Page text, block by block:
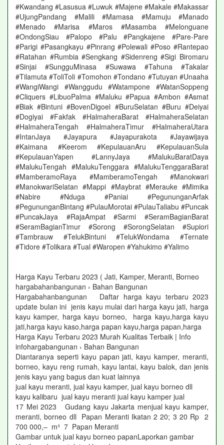
#Kwandang #Lasusua #Luwuk #Majene #Makale #Makassar
#UjungPandang #Malili #Mamasa #Mamuju #Manado
#Menado #Marisa #Maros #Masamba #Melonguane
#OndongSiau #Palopo #Palu #Pangkajene #Pare-Pare
#Parigi #Pasangkayu #Pinrang #Polewali #Poso #Rantepao
#Ratahan #Rumbia #Sengkang #Sidenreng #Sigi Biromaru
#Sinjai #SungguMinasa #Suwawa #Tahuna #Takalar
#Tilamuta #ToliToli #Tomohon #Tondano #Tutuyan #Unaaha
#WangiWangi #Wanggudu #Watampone #WatanSoppeng
#Cliquers #LibuoPalma #Maluku #Papua #Ambon #Asmat
#Biak #Bintuni #BovenDigoel #BuruSelatan #Buru #Deiyai
#Dogiyai #Fakfak #HalmaheraBarat #HalmaheraSelatan
#HalmaheraTengah #HalmaheraTimur #HalmaheraUtara
#IntanJaya #Jayapura #Jayapurakota #Jayawijaya
#Kaimana #Keerom #KepulauanAru #KepulauanSula
#KepulauanYapen #LannyJaya #MalukuBaratDaya
#MalukuTengah #MalukuTenggara #MalukuTenggaraBarat
#MamberamoRaya #MamberamoTengah #Manokwari
#ManokwariSelatan #Mappi #Maybrat #Merauke #Mimika
#Nabire #Nduga #Paniai #PegununganArfak
#PegununganBintang #PulauMorotai #PulauTaliabu #Puncak
#PuncakJaya #RajaAmpat #Sarmi #SeramBagianBarat
#SeramBagianTimur #Sorong #SorongSelatan #Supiori
#Tambrauw #TelukBintuni #TelukWondama #Ternate
#Tidore #Tolikara #Tual #Waropen #Yahukimo #Yalimo
Harga Kayu Terbaru 2023 ( Jati, Kamper, Meranti, Borneo
hargabahanbangunan › Bahan Bangunan
Hargabahanbangunan Daftar harga kayu terbaru 2023
update bulan ini jenis kayu mulai dari harga kayu jati, harga
kayu kamper, harga kayu borneo, harga kayu,harga kayu
jati,harga kayu kaso,harga papan kayu,harga papan,harga
Harga Kayu Terbaru 2023 Murah Kualitas Terbaik | Info
infohargabangunan › Bahan Bangunan
Diantaranya seperti kayu papan jati, kayu kamper, meranti,
borneo, kayu reng rumah, kayu lantai, kayu balok, dan jenis
jenis kayu yang bagus dan kuat lainnya
jual kayu meranti, jual kayu kamper, jual kayu borneo dll
kayu kalibaru jual kayu meranti jual kayu kamper jual
17 Mei 2023 Gudang kayu Jakarta menjual kayu kamper,
meranti, borneo dll Papan Meranti Ikatan 2 20; 3 20 Rp 2
700 000,– m³ 7 Papan Meranti
Gambar untuk jual kayu borneo papanLaporkan gambar